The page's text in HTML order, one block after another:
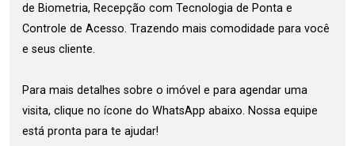
de Biometria, Recepção com Tecnologia de Ponta e
Controle de Acesso. Trazendo mais comodidade para você
e seus cliente.
Para mais detalhes sobre o imóvel e para agendar uma
visita, clique no ícone do WhatsApp abaixo. Nossa equipe
está pronta para te ajudar!